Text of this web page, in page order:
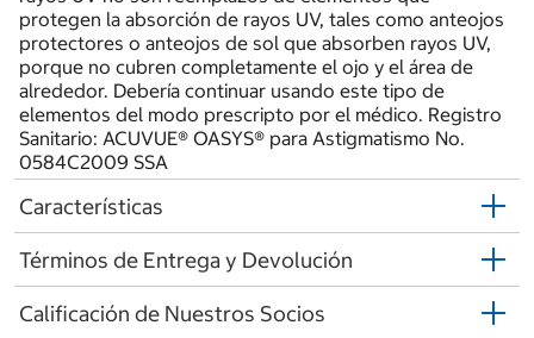
protegen la absorción de rayos UV, tales como anteojos
protectores o anteojos de sol que absorben rayos UV,
porque no cubren completamente el ojo y el área de
alrededor. Debería continuar usando este tipo de
elementos del modo prescripto por el médico. Registro
Sanitario: ACUVUE® OASYS® para Astigmatismo No.
0584C2009 SSA
Características
Términos de Entrega y Devolución
Calificación de Nuestros Socios